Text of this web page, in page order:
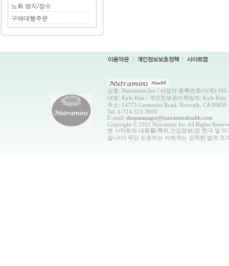
노화 방지/장수
구매대행주문
상호: Nutramins Inc / 사업자 등록번호(미국
대표: Kyle Kim / 개인정보관리책임자: Kyle Kim
주소: 14775 Carmenita Road, Norwalk, CA 90650
Tel: 1-714-521-3600
E-mail: shopmanager@nutraminshealth.com
Copyright © 2011 Nutramins Inc All Rights
본 사이트의 내용물(특히,건강정보)은 한국 및
습니다) 무단 도용하는 자에게는 강력한 법적 조